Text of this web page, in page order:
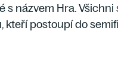
s názvem Hra.
kteří postoupí do